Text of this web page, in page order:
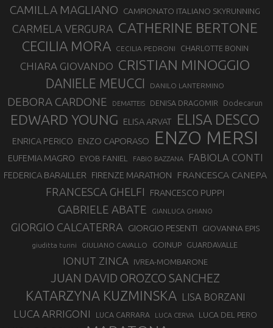
CAMILLA MAGLIANO CAMPIONATO ITALIANO SKYRUNNING
CARMELA VERGURA CATHERINE BERTONE
CECILIA MORA CECILIA PEDRONI CHARLOTTE BONIN
CHIARA GIOVANDO CRISTIAN MINOGGIO
DANIELE MEUCCI DANILO LANTERMINO
DEBORA CARDONE DEMATTEIS DENISA DRAGOMIR Dodecarun
EDWARD YOUNG ELISA ARVAT ELISA DESCO
ENRICA PERICO ENZO CAPORASO ENZO MERSI
EUFEMIA MAGRO EYOB FANIEL FABIO BAZZANA FABIOLA CONTI
FEDERICA BARAILLER FIRENZE MARATHON FRANCESCA CANEPA
FRANCESCA GHELFI FRANCESCO PUPPI
GABRIELE ABATE GIANLUCA GHIANO
GIORGIO CALCATERRA GIORGIO PESENTI GIOVANNA EPIS
giuditta turini GIULIANO CAVALLO GOINUP GUARDAVALLE
IONUT ZINCA IVREA-MOMBARONE
JUAN DAVID OROZCO SANCHEZ
KATARZYNA KUZMINSKA LISA BORZANI
LUCA ARRIGONI LUCA CARRARA LUCA CERVA LUCA DEL PERO